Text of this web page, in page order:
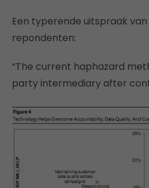
Een typerende uitspraak
repondenten:
“The current haphazard
party intermediary after